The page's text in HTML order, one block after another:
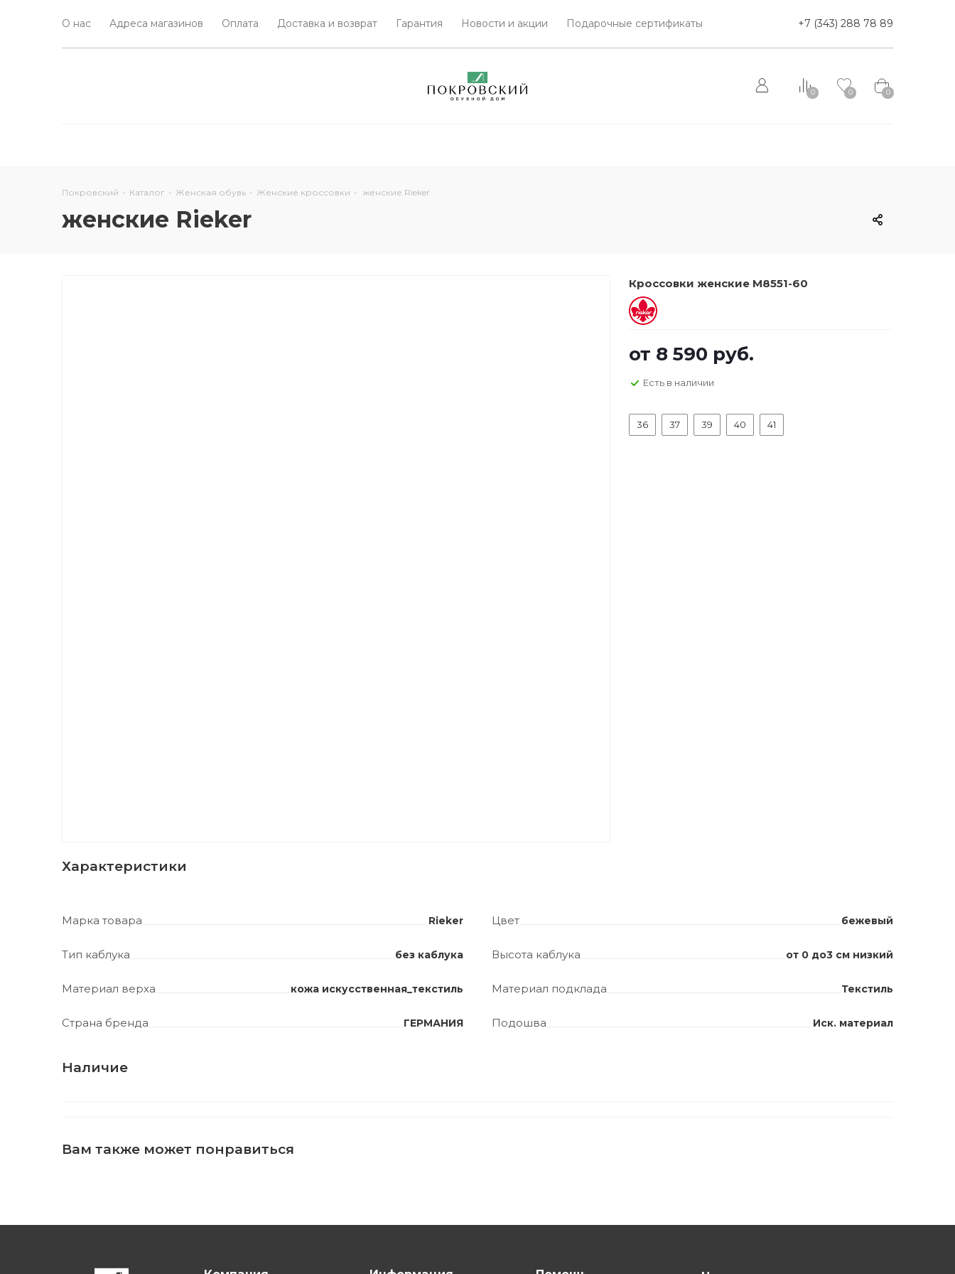
О нас Адреса магазинов Оплата Доставка и возврат Гарантия Новости и акции Подарочные сертификаты +7 (343) 288 78 89
0 0 0
Покровский - Каталог - Женская обувь - Женские кроссовки - женские Rieker
женские Rieker
Кроссовки женские M8551-60
от 8 590 руб.
Есть в наличии
36 37 39 40 41
Характеристики
Марка товара Rieker Цвет бежевый
Тип каблука без каблука Высота каблука от 0 до3 см низкий
Материал верха кожа искусственная_текстиль Материал подклада Текстиль
Страна бренда ГЕРМАНИЯ Подошва Иск. материал
Наличие
Вам также может понравиться